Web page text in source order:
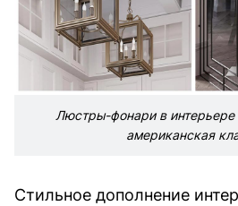
Люстры-фонари в интерьере
американская
Стильное дополнение